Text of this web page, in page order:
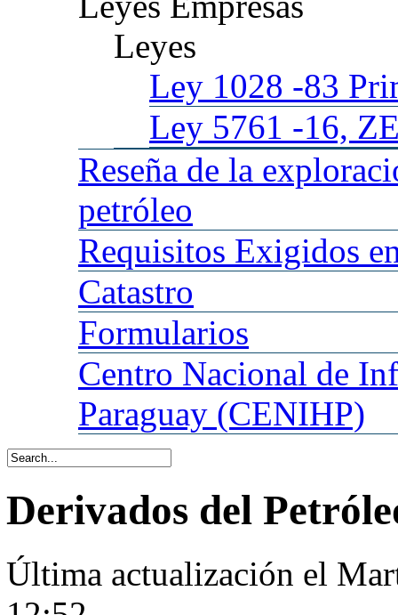
Leyes
Ley 1028 -83
Ley 5761 -16,
Reseña de la
petróleo
Requisitos Exigidos
Catastro
Formularios
Centro Nacional de
Paraguay (CENIHP)
Derivados del
Última actualización el